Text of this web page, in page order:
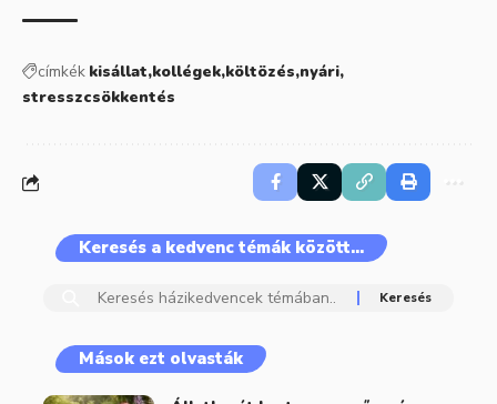
címkék kisállat kollégek költözés nyári
stresszcsökkentés
Keresés a kedvenc témák között…
Mások ezt olvasták